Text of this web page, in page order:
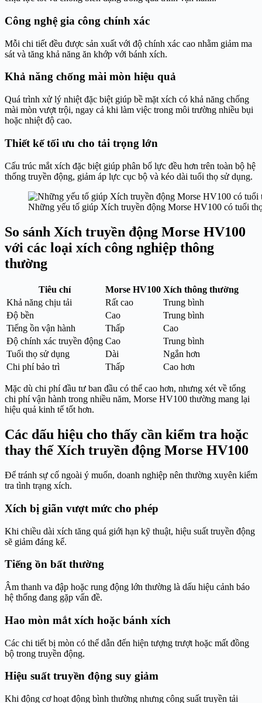
Công nghệ gia công chính xác
Mỗi chi tiết đều được sản xuất với độ chính xác cao nhằm giảm ma
sát và tăng khả năng ăn khớp với bánh xích.
Khả năng chống mài mòn hiệu quả
Quá trình xử lý nhiệt đặc biệt giúp bề mặt xích có khả năng chống
mài mòn vượt trội, ngay cả khi làm việc trong môi trường nhiều bụi
hoặc nhiệt độ cao.
Thiết kế tối ưu cho tải trọng lớn
Cấu trúc mắt xích đặc biệt giúp phân bố lực đều hơn trên toàn bộ hệ
thống truyền động, giảm áp lực cục bộ và kéo dài tuổi thọ sử dụng.
Những yếu tố giúp Xích truyền động Morse HV100 có tuổi
So sánh Xích truyền động Morse HV100
với các loại xích công nghiệp thông
thường
Tiêu chí Morse HV100 Xích thông thường
Khả năng chịu tải
Rất cao
Trung bình
Độ bền
Cao
Trung bình
Tiếng ồn vận hành
Thấp
Cao
Độ chính xác truyền động Cao
Trung bình
Tuổi thọ sử dụng
Dài
Ngắn hơn
Chi phí bảo trì
Thấp Cao hơn
Mặc dù chi phí đầu tư ban đầu có thể cao hơn, nhưng xét về tổng
chi phí vận hành trong nhiều năm, Morse HV100 thường mang lại
hiệu quả kinh tế tốt hơn.
Các dấu hiệu cho thấy cần kiểm tra hoặc
thay thế Xích truyền động Morse HV100
Để tránh sự cố ngoài ý muốn, doanh nghiệp nên thường xuyên kiểm
tra tình trạng xích.
Xích bị giãn vượt mức cho phép
Khi chiều dài xích tăng quá giới hạn kỹ thuật, hiệu suất truyền động
sẽ giảm đáng kể.
Tiếng ồn bất thường
Âm thanh va đập hoặc rung động lớn thường là dấu hiệu cảnh báo
hệ thống đang gặp vấn đề.
Hao mòn mắt xích hoặc bánh xích
Các chi tiết bị mòn có thể dẫn đến hiện tượng trượt hoặc mất đồng
bộ trong truyền động.
Hiệu suất truyền động suy giảm
Khi động cơ hoạt động bình thường nhưng công suất truyền tải